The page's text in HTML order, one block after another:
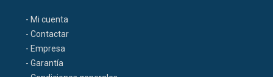
- Mi cuenta
- Contactar
- Empresa
- Garantía